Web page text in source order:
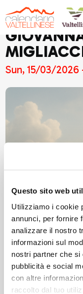
Questo sito web
Utilizziamo i cookie
annunci, per fornire
analizzare il nostro
informazioni sul
nostri partner che si
pubblicità e social
con altre
raccolto dal tuo
Sun, 15/03/2026